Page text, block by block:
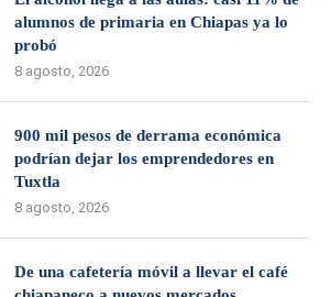
alumnos de primaria en Chiapas ya lo
probó
8 agosto, 2026
900 mil pesos de derrama económica
podrían dejar los emprendedores en
Tuxtla
8 agosto, 2026
De una cafetería móvil a llevar el café